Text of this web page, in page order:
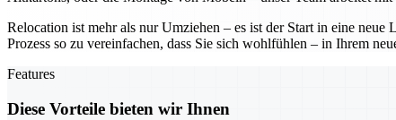
Relocation ist mehr als nur Umziehen – es ist der Start in eine
Prozess so zu vereinfachen, dass Sie sich wohlfühlen – in Ihrem
Features
Diese Vorteile bieten wir Ihnen